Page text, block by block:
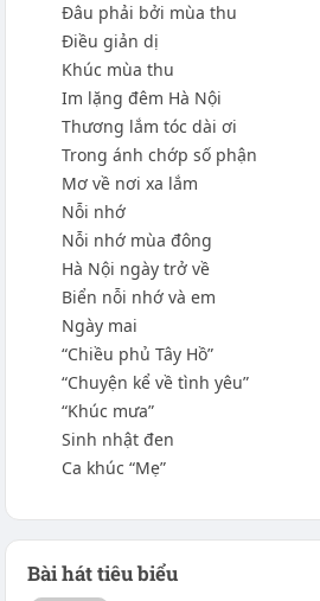
Đâu phải bởi mùa thu
Điều giản dị
Khúc mùa thu
Im lặng đêm Hà Nội
Thương lắm tóc dài ơi
Trong ánh chớp số phận
Mơ về nơi xa lắm
Nỗi nhớ
Nỗi nhớ mùa đông
Hà Nội ngày trở về
Biển nỗi nhớ và em
Ngày mai
“Chiều phủ Tây Hồ”
“Chuyện kể về tình yêu”
“Khúc mưa”
Sinh nhật đen
Ca khúc “Mẹ”
Bài hát tiêu biểu